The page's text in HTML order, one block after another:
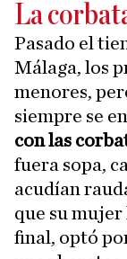
La
Pasado el
Málaga, los
menores,
siempre se
con las
fuera sopa,
acudían
que su
final, optó